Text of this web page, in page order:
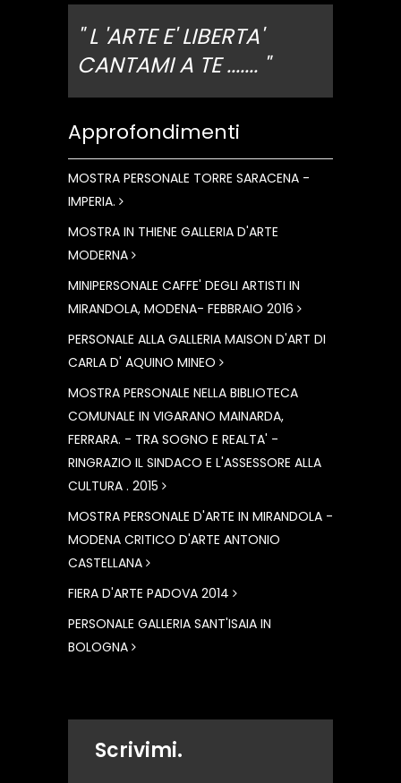
" L 'ARTE E' LIBERTA'
CANTAMI A TE ....... "
Approfondimenti
MOSTRA PERSONALE TORRE SARACENA -
IMPERIA.
MOSTRA IN THIENE GALLERIA D'ARTE
MODERNA
MINIPERSONALE CAFFE' DEGLI ARTISTI IN
MIRANDOLA, MODENA- FEBBRAIO 2016
PERSONALE ALLA GALLERIA MAISON D'ART DI
CARLA D' AQUINO MINEO
MOSTRA PERSONALE NELLA BIBLIOTECA
COMUNALE IN VIGARANO MAINARDA,
FERRARA. - TRA SOGNO E REALTA' -
RINGRAZIO IL SINDACO E L'ASSESSORE ALLA
CULTURA . 2015
MOSTRA PERSONALE D'ARTE IN MIRANDOLA -
MODENA CRITICO D'ARTE ANTONIO
CASTELLANA
FIERA D'ARTE PADOVA 2014
PERSONALE GALLERIA SANT'ISAIA IN
BOLOGNA
Scrivimi.